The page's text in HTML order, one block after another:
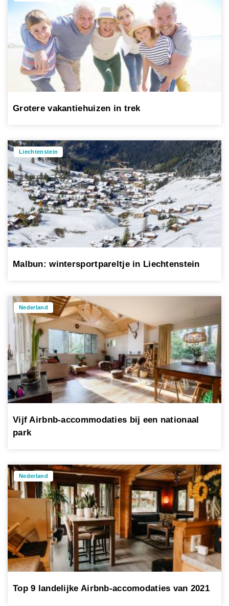
Grotere vakantiehuizen in trek
Liechtenstein
Malbun: wintersportpareltje in Liechtenstein
Nederland
Vijf Airbnb-accommodaties bij een nationaal
park
Nederland
Top 9 landelijke Airbnb-accomodaties van 2021